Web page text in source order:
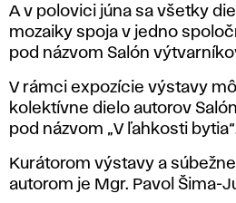
A v polovici júna sa všetky
mozaiky spoja v jedno
pod názvom Salón
V rámci expozície výstavy
kolektívne dielo autorov
pod názvom „V ľahkosti
Kurátorom výstavy a
autorom je Mgr. Pavol Šima-